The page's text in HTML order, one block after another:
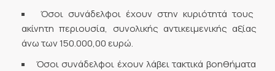
Όσοι συνάδελφοι έχουν στην κυριότητά τους
ακίνητη περιουσία, συνολικής αντικειμενικής αξίας
άνω των 150.000,00 ευρώ.
Όσοι συνάδελφοι έχουν λάβει τακτικά βοηθήματα